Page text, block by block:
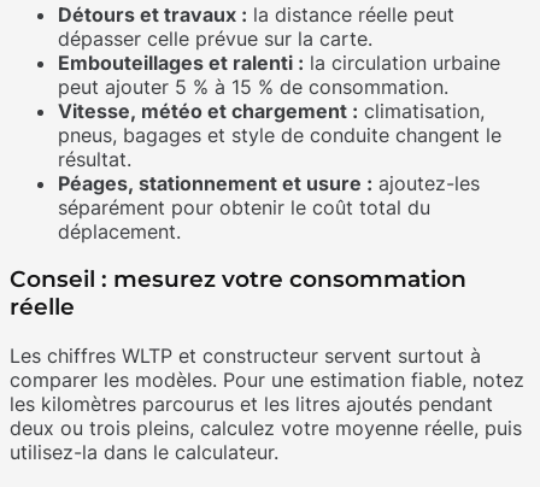
Détours et travaux : la distance réelle peut
dépasser celle prévue sur la carte.
Embouteillages et ralenti : la circulation urbaine
peut ajouter 5 % à 15 % de consommation.
Vitesse, météo et chargement : climatisation,
pneus, bagages et style de conduite changent le
résultat.
Péages, stationnement et usure : ajoutez-les
séparément pour obtenir le coût total du
déplacement.
Conseil : mesurez votre consommation
réelle
Les chiffres WLTP et constructeur servent surtout à
comparer les modèles. Pour une estimation fiable, notez
les kilomètres parcourus et les litres ajoutés pendant
deux ou trois pleins, calculez votre moyenne réelle, puis
utilisez-la dans le calculateur.